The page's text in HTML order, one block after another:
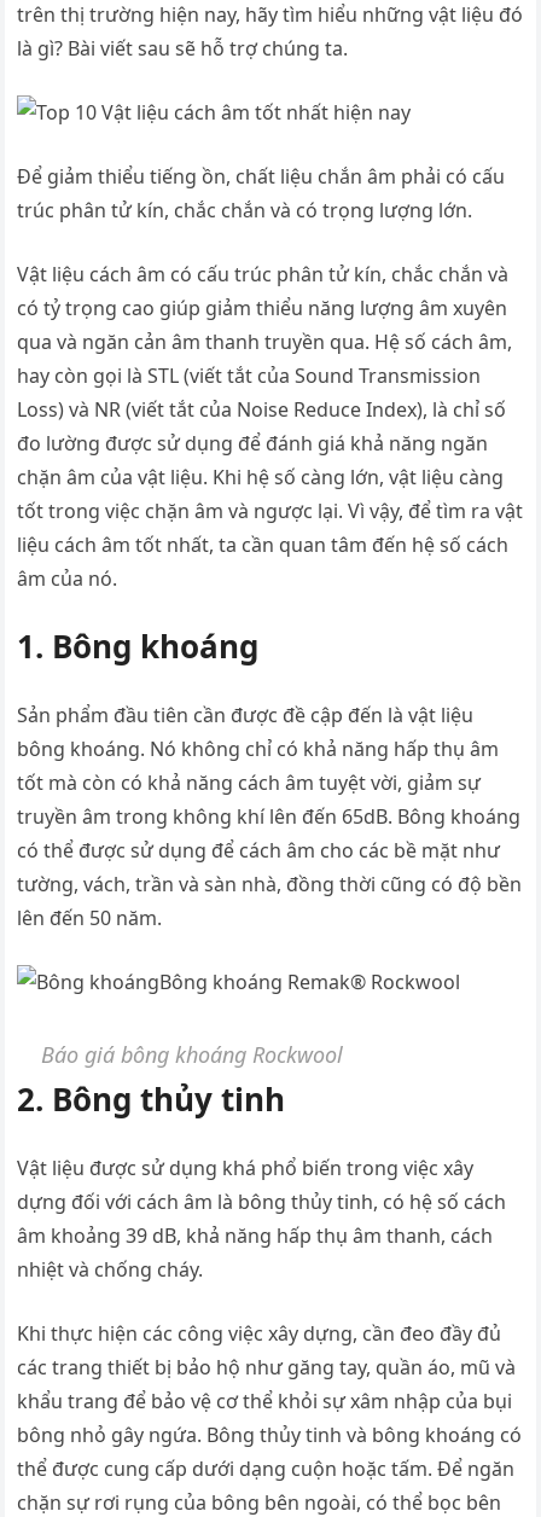
trên thị trường hiện nay, hãy tìm hiểu những vật liệu đó
là gì? Bài viết sau sẽ hỗ trợ chúng ta.
Để giảm thiểu tiếng ồn, chất liệu chắn âm phải có cấu
trúc phân tử kín, chắc chắn và có trọng lượng lớn.
Vật liệu cách âm có cấu trúc phân tử kín, chắc chắn và
có tỷ trọng cao giúp giảm thiểu năng lượng âm xuyên
qua và ngăn cản âm thanh truyền qua. Hệ số cách âm,
hay còn gọi là STL (viết tắt của Sound Transmission
Loss) và NR (viết tắt của Noise Reduce Index), là chỉ số
đo lường được sử dụng để đánh giá khả năng ngăn
chặn âm của vật liệu. Khi hệ số càng lớn, vật liệu càng
tốt trong việc chặn âm và ngược lại. Vì vậy, để tìm ra vật
liệu cách âm tốt nhất, ta cần quan tâm đến hệ số cách
âm của nó.
1. Bông khoáng
Sản phẩm đầu tiên cần được đề cập đến là vật liệu
bông khoáng. Nó không chỉ có khả năng hấp thụ âm
tốt mà còn có khả năng cách âm tuyệt vời, giảm sự
truyền âm trong không khí lên đến 65dB. Bông khoáng
có thể được sử dụng để cách âm cho các bề mặt như
tường, vách, trần và sàn nhà, đồng thời cũng có độ bền
lên đến 50 năm.
Bông khoáng Remak® Rockwool
Báo giá bông khoáng Rockwool
2. Bông thủy tinh
Vật liệu được sử dụng khá phổ biến trong việc xây
dựng đối với cách âm là bông thủy tinh, có hệ số cách
âm khoảng 39 dB, khả năng hấp thụ âm thanh, cách
nhiệt và chống cháy.
Khi thực hiện các công việc xây dựng, cần đeo đầy đủ
các trang thiết bị bảo hộ như găng tay, quần áo, mũ và
khẩu trang để bảo vệ cơ thể khỏi sự xâm nhập của bụi
bông nhỏ gây ngứa. Bông thủy tinh và bông khoáng có
thể được cung cấp dưới dạng cuộn hoặc tấm. Để ngăn
chặn sự rơi rụng của bông bên ngoài, có thể bọc bên